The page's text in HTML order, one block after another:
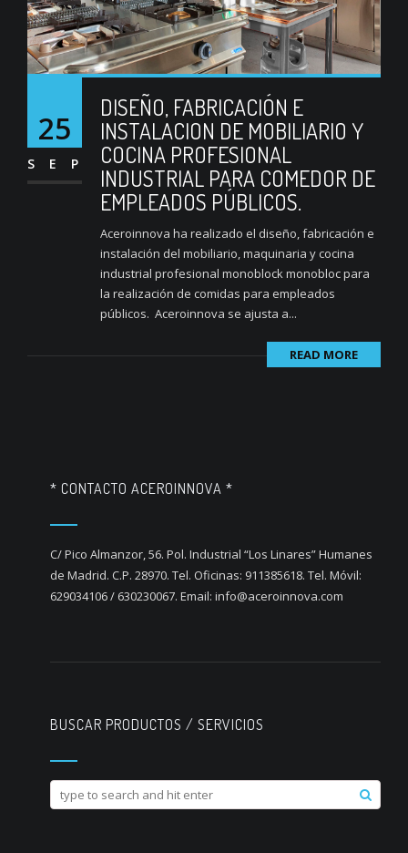
25
SEP
DISEÑO, FABRICACIÓN E
INSTALACION DE MOBILIARIO Y
COCINA PROFESIONAL
INDUSTRIAL PARA COMEDOR DE
EMPLEADOS PÚBLICOS.
Aceroinnova ha realizado el diseño, fabricación e
instalación del mobiliario, maquinaria y cocina
industrial profesional monoblock monobloc para
la realización de comidas para empleados
públicos. Aceroinnova se ajusta a...
READ MORE
* CONTACTO ACEROINNOVA *
C/ Pico Almanzor, 56. Pol. Industrial “Los Linares” Humanes
de Madrid. C.P. 28970. Tel. Oficinas: 911385618. Tel. Móvil:
629034106 / 630230067. Email: info@aceroinnova.com
BUSCAR PRODUCTOS / SERVICIOS